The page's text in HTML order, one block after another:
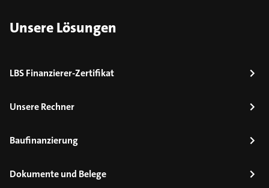
Unsere Lösungen
LBS Finanzierer-Zertifikat
Unsere Rechner
Baufinanzierung
Dokumente und Belege